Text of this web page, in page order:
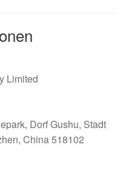
Limited
Dorf Gushu, Stadt
China 518102